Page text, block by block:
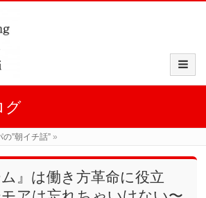
グ
”朝イチ話” »
』は働き方革命に役立